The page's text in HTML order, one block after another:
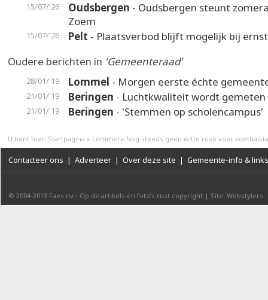
15/07/'26 Oudsbergen - Oudsbergen steunt
Zoem
15/07/'26 Pelt - Plaatsverbod blijft mogelijk bij
Oudere berichten in 'Gemeenteraad'
28/01/'19 Lommel - Morgen eerste échte
21/01/'19 Beringen - Luchtkwaliteit wordt
21/01/'19 Beringen - 'Stemmen op scholencampus'
U bent hier: Startpagina » Lommel » Nog steeds geen witte rook voor
Contacteer ons | Adverteer | Over deze site | Gemeente-info & links
© 2004-2013 Faes nv - Op de artikels en foto’s rust copyright | Site: Webstylers